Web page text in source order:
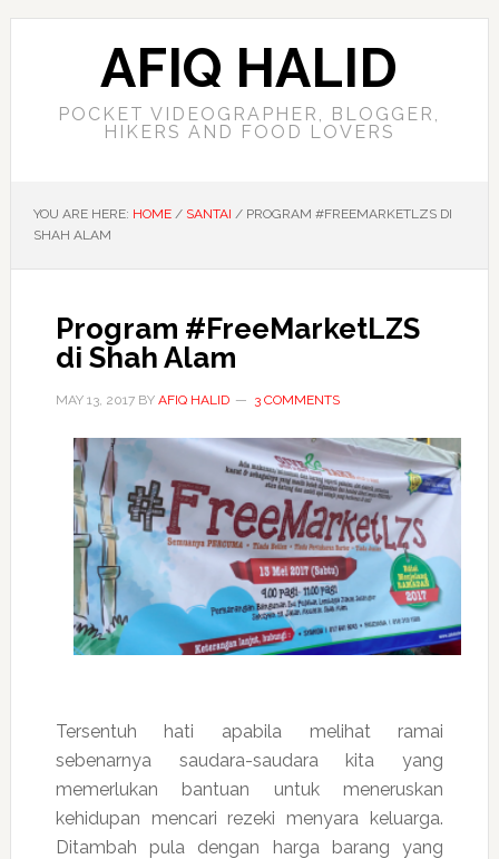
AFIQ HALID
POCKET VIDEOGRAPHER, BLOGGER,
HIKERS AND FOOD LOVERS
YOU ARE HERE: HOME / SANTAI /PROGRAM #FREEMARKETLZS DI
SHAH ALAM
Program #FreeMarketLZS
di Shah Alam
MAY 13, 2017BY AFIQ HALID 3 COMMENTS
Tersentuh hati apabila melihat ramai
sebenarnya saudara-saudara kita yang
memerlukan bantuan untuk meneruskan
kehidupan mencari rezeki menyara keluarga.
Ditambah pula dengan harga barang yang